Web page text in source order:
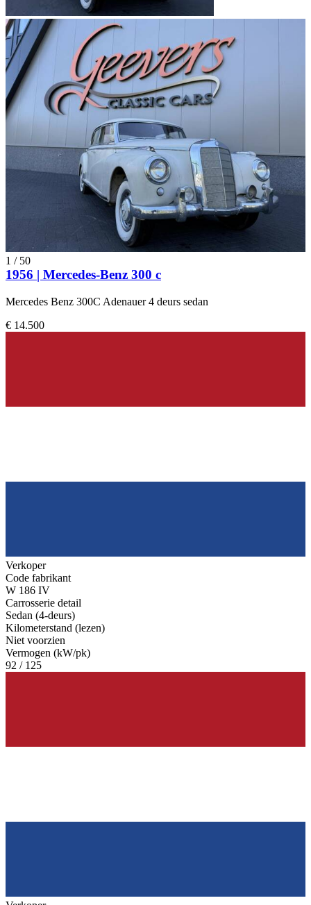
1 / 50
1956 | Mercedes-Benz 300 c
Mercedes Benz 300C Adenauer 4 deurs sedan
€ 14.500
Verkoper
Code fabrikant
W 186 IV
Carrosserie detail
Sedan (4-deurs)
Kilometerstand (lezen)
Niet voorzien
Vermogen (kW/pk)
92 / 125